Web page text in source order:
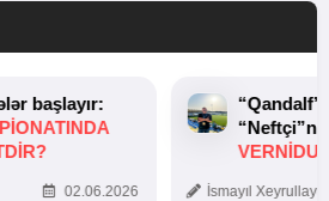
başlayır:
02.06.2026 İsmayıl